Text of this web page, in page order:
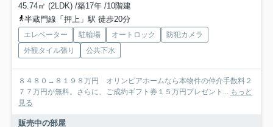
45.74㎡ (2LDK) /築17年 /10階建
半蔵門線「押上」駅 徒歩20分
エレベーター 駐輪場 オートロック
防犯カメラ
外観タイル張り
公共下水
８４８０→８１９８万円 オリンピアホームなら本物件の仲介手数料２
７７万円が無料。さらに、ご成約ギフト券１５万円プレゼント... もっと
見る
販売中の部屋